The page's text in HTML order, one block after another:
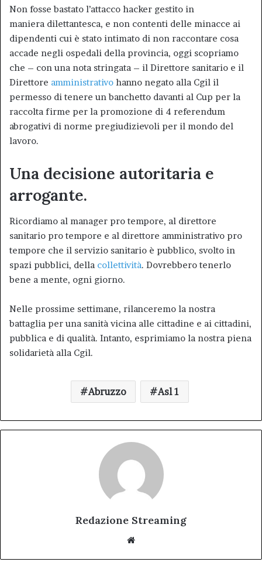
Non fosse bastato l’attacco hacker gestito in
maniera dilettantesca, e non contenti delle minacce ai
dipendenti cui è stato intimato di non raccontare cosa
accade negli ospedali della provincia, oggi scopriamo
che – con una nota stringata – il Direttore sanitario e il
Direttore amministrativo hanno negato alla Cgil il
permesso di tenere un banchetto davanti al Cup per la
raccolta firme per la promozione di 4 referendum
abrogativi di norme pregiudizievoli per il mondo del
lavoro.
Una decisione autoritaria e
arrogante.
Ricordiamo al manager pro tempore, al direttore
sanitario pro tempore e al direttore amministrativo pro
tempore che il servizio sanitario è pubblico, svolto in
spazi pubblici, della collettività. Dovrebbero tenerlo
bene a mente, ogni giorno.
Nelle prossime settimane, rilanceremo la nostra
battaglia per una sanità vicina alle cittadine e ai cittadini,
pubblica e di qualità. Intanto, esprimiamo la nostra piena
solidarietà alla Cgil.
Abruzzo Asl 1
Redazione Streaming